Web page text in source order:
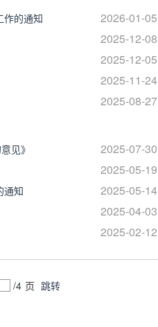
作的通知 2026-01-05
2025-12-08
2025-12-05
2025-11-24
2025-08-27
见》 2025-07-30
2025-05-19
通知 2025-05-14
2025-04-03
2025-02-12
/4 页 跳转